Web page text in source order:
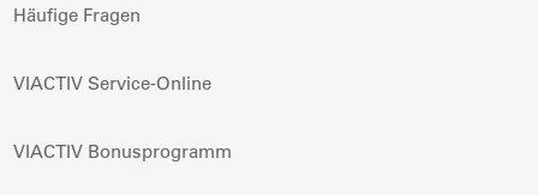
Häufige Fragen
VIACTIV Service-Online
VIACTIV Bonusprogramm